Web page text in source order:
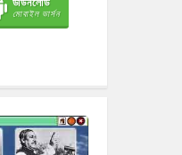
ডাউনলোড
মোবাইল ভার্সন